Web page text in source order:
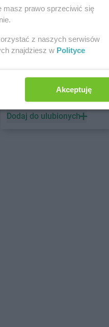
12 gazetek
Dodaj do ulubionych
masz prawo sprzeciwić się
z naszych serwisów
znajdziesz w Polityce
Akceptuję